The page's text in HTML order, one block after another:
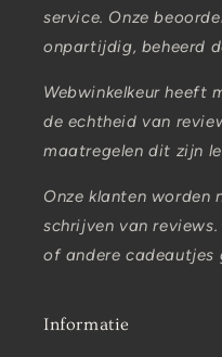
service. Onze
onpartijdig, beheerd
Webwinkelkeur heeft
de echtheid van
maatregelen dit zijn
Onze klanten worden
schrijven van
of andere cadeautjes
Informatie